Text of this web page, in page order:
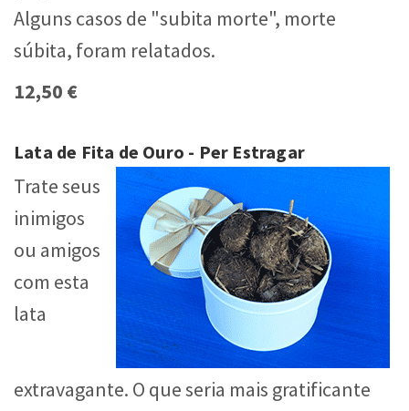
Alguns casos de "subita morte", morte
súbita, foram relatados.
12,50 €
Lata de Fita de Ouro - Per Estragar
Trate seus
inimigos
ou amigos
com esta
lata
extravagante. O que seria mais gratificante